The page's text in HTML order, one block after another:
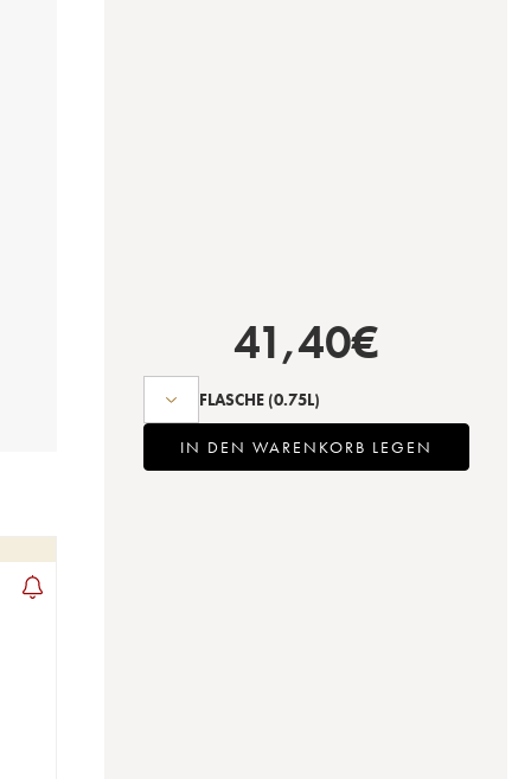
41,40€
FLASCHE (0.75L)
IN DEN WARENKORB LEGEN